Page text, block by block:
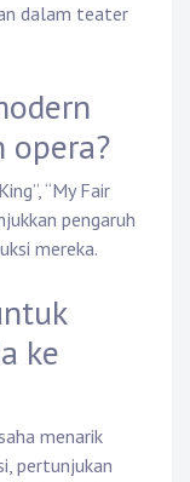
dalam teater
opera?
“My Fair
pengaruh
mereka.
ke
menarik
pertunjukan